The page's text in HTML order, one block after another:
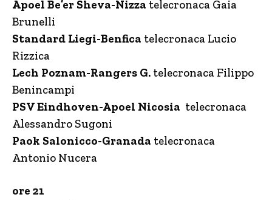
Apoel Be’er Sheva-Nizza telecronaca Gaia
Brunelli
Standard Liegi-Benfica telecronaca Lucio
Rizzica
Lech Poznam-Rangers G. telecronaca Filippo
Benincampi
PSV Eindhoven-Apoel Nicosia telecronaca
Alessandro Sugoni
Paok Salonicco-Granada telecronaca
Antonio Nucera
ore 21